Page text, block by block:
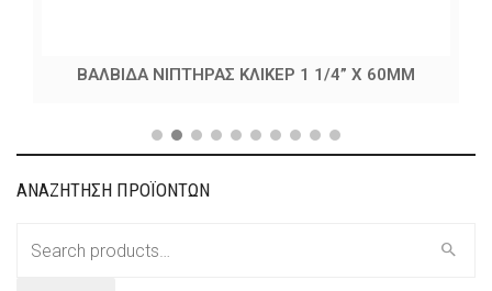
ΒΑΛΒΙΔΑ ΝΙΠΤΗΡΑΣ ΚΛΙΚΕΡ 1 1/4” X 60MM
ΑΝΑΖΗΤΗΣΗ ΠΡΟΪΟΝΤΩΝ